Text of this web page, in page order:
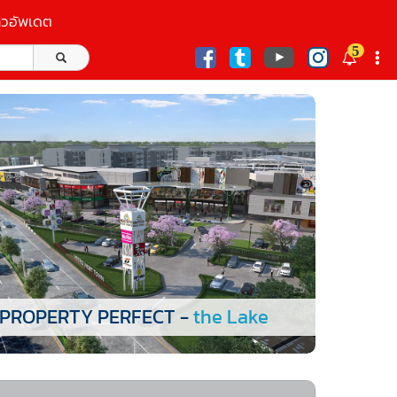
อัพเดต
5
PROPERTY PERFECT -the Lake